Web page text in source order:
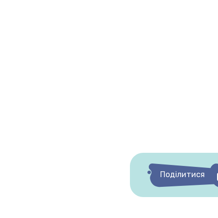
Поділитися